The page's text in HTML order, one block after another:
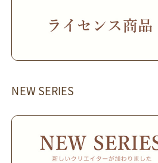
NEW SERIES